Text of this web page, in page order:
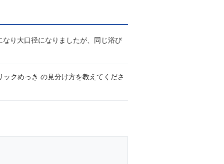
り大口径になりましたが、同じ浴び
クめっき の見分け方を教えてくださ